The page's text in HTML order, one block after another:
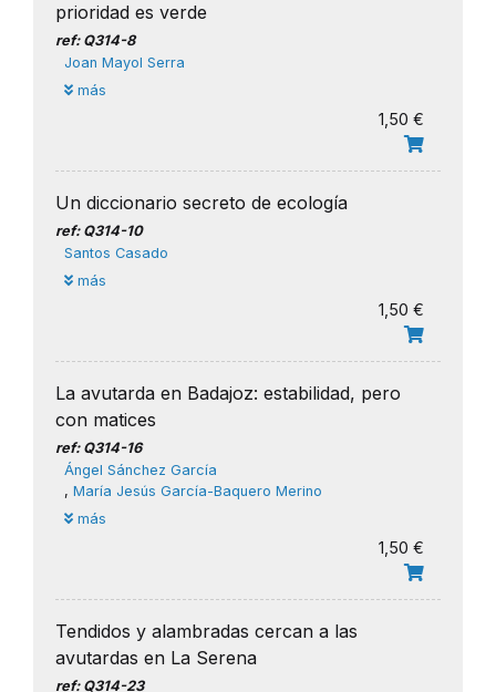
prioridad es verde
ref: Q314-8
Joan Mayol Serra
más
1,50 €
Un diccionario secreto de ecología
ref: Q314-10
Santos Casado
más
1,50 €
La avutarda en Badajoz: estabilidad, pero
con matices
ref: Q314-16
Ángel Sánchez García
, ​María Jesús García-Baquero Merino
más
1,50 €
Tendidos y alambradas cercan a las
avutardas en La Serena
ref: Q314-23